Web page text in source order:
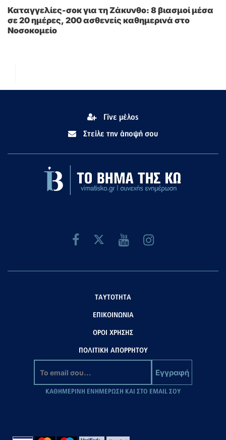
Καταγγελίες-σοκ για τη Ζάκυνθο: 8 βιασμοί μέσα
σε 20 ημέρες, 200 ασθενείς καθημερινά στο
Νοσοκομείο
Γίνε μέλος
Στείλε την άποψή σου
ΤΑΥΤΟΤΗΤΑ
ΕΠΙΚΟΙΝΩΝΙΑ
ΟΡΟΙ ΧΡΗΣΗΣ
ΠΟΛΙΤΙΚΗ ΑΠΟΡΡΗΤΟΥ
Εγγραφή
ΚΑΘΗΜΕΡΙΝΗ ΕΝΗΜΕΡΩΣΗ ΚΑΙ ΣΤΟ EMAIL ΣΟΥ